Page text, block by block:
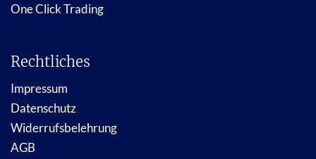
One Click Trading
Rechtliches
Impressum
Datenschutz
Widerrufsbelehrung
AGB